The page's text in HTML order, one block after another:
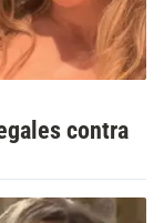
contra